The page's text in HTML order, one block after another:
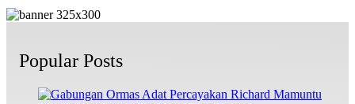
Popular Posts